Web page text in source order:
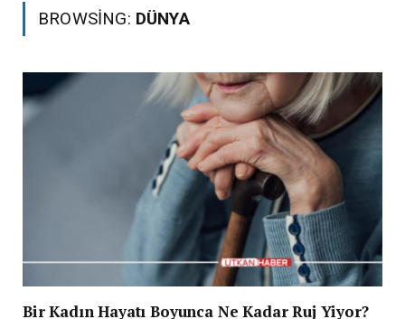
BROWSING: DÜNYA
Bir Kadın Hayatı Boyunca Ne Kadar Ruj Yiyor?